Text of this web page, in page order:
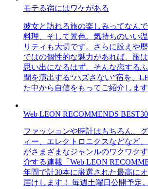
モテる宿にはワケがある
彼女と訪れる旅の楽しみってなん
料理、そして景色。気持ちのいい
リティも大切です。さらに設えや
ではの個性的な魅力があれば、旅
思い出になるはず。そんな恋する
間を演出する“ハズさない”宿を、
た中から自信をもってご紹介します
Web LEON RECOMMENDS BEST30
ファッションや時計はもちろん、
ィー、エレクトロニクスなどなど
がさまざまなジャンルのワクワク
介する連載「Web LEON
年間で計30本に厳選された最高に
届けします！ 毎週土曜日公開予定。